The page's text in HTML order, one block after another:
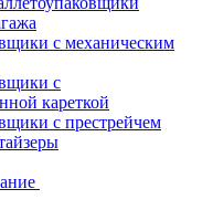
с механическим
с
кареткой
с престрейчем